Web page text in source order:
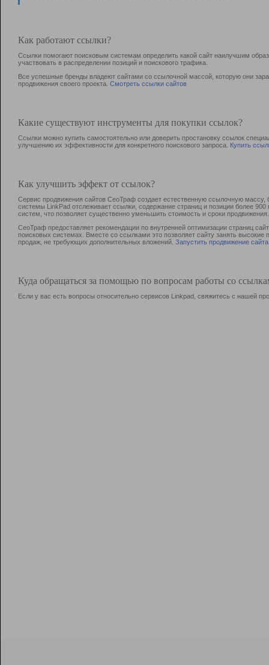
Как работают ссылки?
Ссылки помогают поисковым системам определить какой сайт наилучшим
участвовать в раcпределении позиций и поискового трафика.
Все успешные бренды владеют сайтами со ссылочной массой, которую они
продвижения своего проекта. Смотреть ссылки сайтов
Какие существуют инструменты для покупки ссылок?
Ссылки можно купить самостоятельно или доверить простановку ссылок
улучшению их эффективности для конкретного поискового запроса. Купить
Как улучшить эффект от ссылок?
Сервис продвижения сайтов СеоТраф создает естественную ссылочную
системы LinkPad отслеживает ссылки, содержание страниц и позиции более
систем, что позволяет существенно уменьшить стоимость и сроки продвижения.
СеоТраф предоставляет рекомендации по внутренней оптимизации страниц
поисковых системах. Вместе со ссылками это позволяет сайту занять
продаж, не требующих дополнительных вложений. Запустить продвижение сайта
Куда обращаться за помощью по вопросам работы со
Если у вас есть вопросы относительно сервисов Linkpad, свяжитесь с нашей